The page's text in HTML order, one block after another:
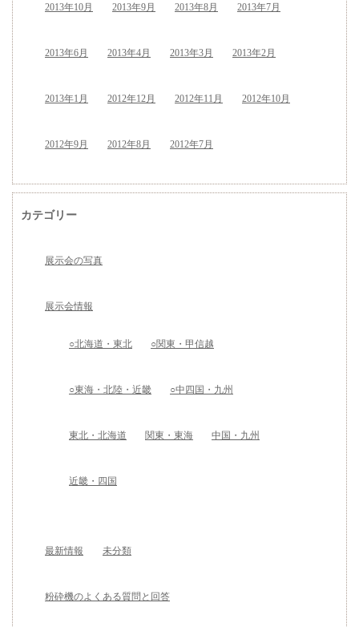
2013年10月 2013年9月 2013年8月 2013年7月
2013年6月 2013年4月 2013年3月 2013年2月
2013年1月 2012年12月 2012年11月 2012年10月
2012年9月 2012年8月 2012年7月
カテゴリー
展示会の写真
展示会情報
○北海道・東北 ○関東・甲信越
○東海・北陸・近畿 ○中四国・九州
東北・北海道 関東・東海 中国・九州
近畿・四国
最新情報 未分類
粉砕機のよくある質問と回答